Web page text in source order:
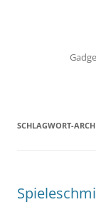
SCHLAGWORT-